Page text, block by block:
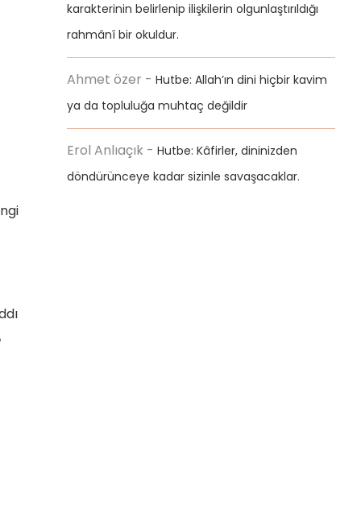
karakterinin belirlenip ilişkilerin olgunlaştırıldığı
rahmânî bir okuldur.
Ahmet özer -Hutbe: Allah’ın dini hiçbir kavim
ya da topluluğa muhtaç değildir
Erol Anlıaçık -Hutbe: Kâfirler, dininizden
döndürünceye kadar sizinle savaşacaklar.